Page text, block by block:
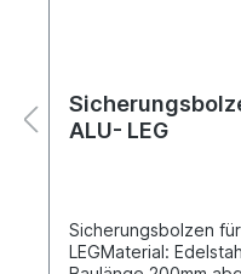
ALU- LEG
Sicherungsbolzen
LEGMaterial: